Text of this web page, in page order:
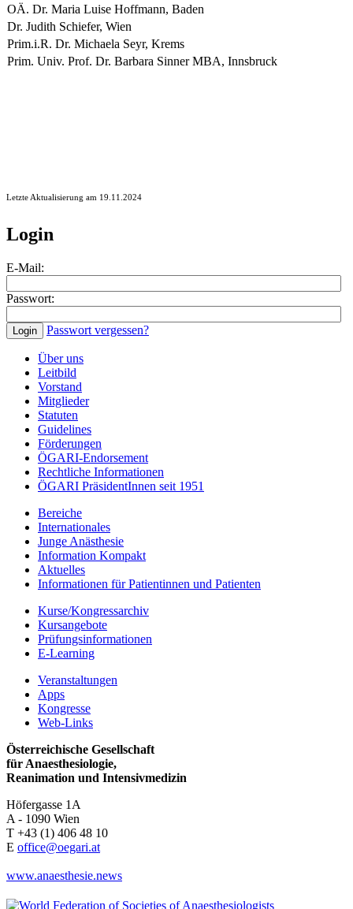
OÄ. Dr. Maria Luise Hoffmann, Baden
Dr. Judith Schiefer, Wien
Prim.i.R. Dr. Michaela Seyr, Krems
Prim. Univ. Prof. Dr. Barbara Sinner MBA, Innsbruck
Letzte Aktualisierung am 19.11.2024
Login
E-Mail:
Passwort:
Passwort vergessen?
Über uns
Leitbild
Vorstand
Mitglieder
Statuten
Guidelines
Förderungen
ÖGARI-Endorsement
Rechtliche Informationen
ÖGARI PräsidentInnen seit 1951
Bereiche
Internationales
Junge Anästhesie
Information Kompakt
Aktuelles
Informationen für Patientinnen und Patienten
Kurse/Kongressarchiv
Kursangebote
Prüfungsinformationen
E-Learning
Veranstaltungen
Apps
Kongresse
Web-Links
Österreichische Gesellschaft
für Anaesthesiologie,
Reanimation und Intensivmedizin
Höfergasse 1A
A - 1090 Wien
T +43 (1) 406 48 10
E office@oegari.at
www.anaesthesie.news